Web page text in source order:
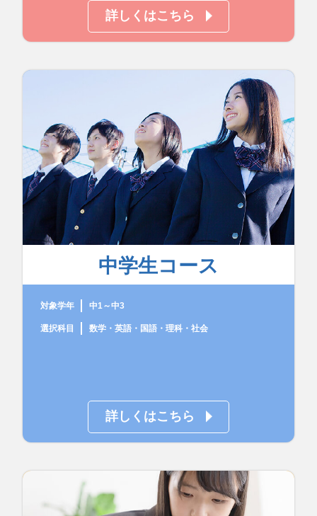
詳しくはこちら
中学生コース
対象学年 中1～中3
選択科目 数学・英語・国語・理科・社会
詳しくはこちら